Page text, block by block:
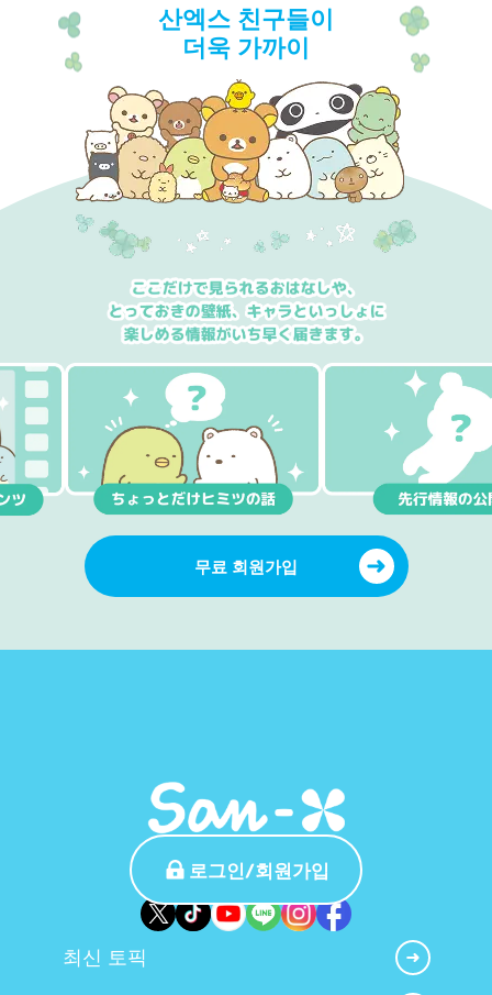
산엑스 친구들이
더욱 가까이
무료 회원가입
로그인/회원가입
최신 토픽